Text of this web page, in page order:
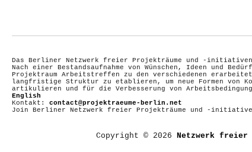
Das Berliner Netzwerk freier Projekträume und -
Nach einer Bestandsaufnahme von Wünschen, Ideen und
Projektraum Arbeitstreffen zu den verschiedenen
langfristige Struktur zu etablieren, um neue Formen von
artikulieren und für die Verbesserung von
English
Kontakt: contact@projektraeume-berlin.net
Join Berliner Netzwerk freier Projekträume und -
Copyright © 2026 Netzwerk